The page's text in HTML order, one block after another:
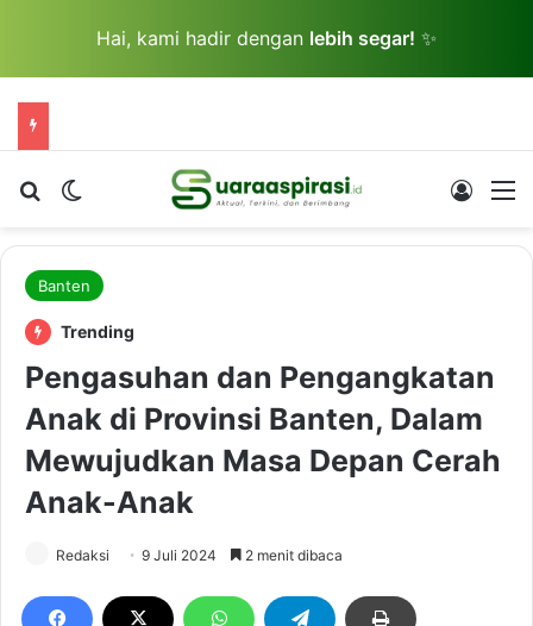
Hai, kami hadir dengan lebih segar! ✨
Cari berita...Switch skin Log In
Banten
Trending
Pengasuhan dan Pengangkatan
Anak di Provinsi Banten, Dalam
Mewujudkan Masa Depan Cerah
Anak-Anak
Redaksi 9 Juli 2024 2 menit dibaca